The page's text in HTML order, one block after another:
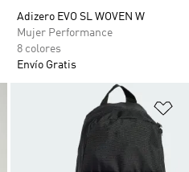
Adizero EVO SL WOVEN W
Mujer Performance
8 colores
Envío Gratis
Añadir a la lista de deseos